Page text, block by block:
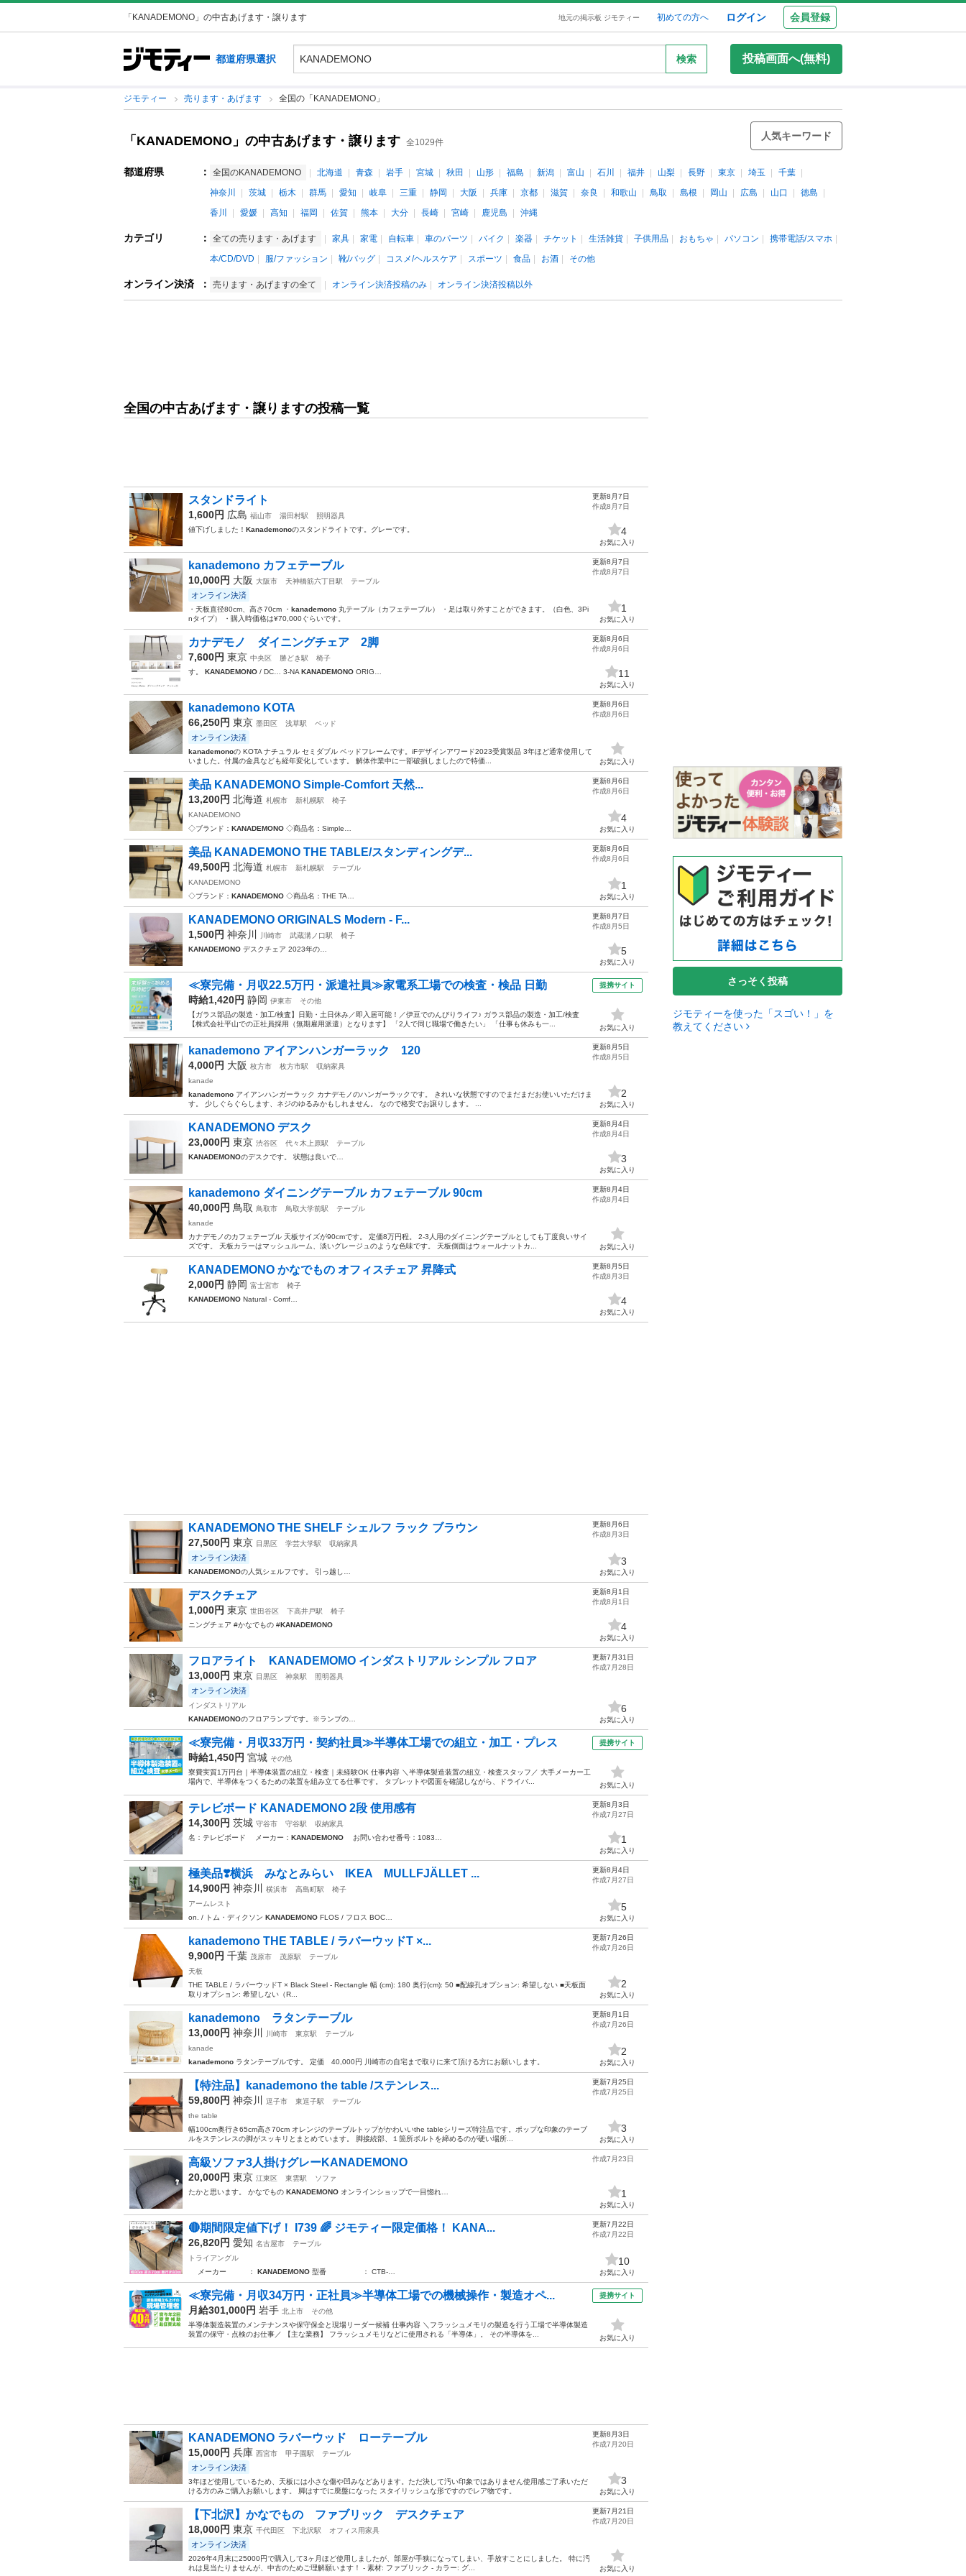
「KANADEMONO」の中古あげます・譲ります 地元の掲示板 ジモティー 初めての方へ ログイン 会員登録
都道府県選択 検索 投稿画面へ(無料)
ジモティー 売ります・あげます 全国の「KANADEMONO」
「KANADEMONO」の中古あげます・譲ります 全1029件
人気キーワード
都道府県 ： 全国のKANADEMONO 北海道 青森 岩手 宮城 秋田 山形 福島 新潟 富山 石川 福井 山梨 長野 東京 埼玉
千葉
神奈川
茨城 栃木 群馬 愛知 岐阜 三重 静岡 大阪 兵庫 京都 滋賀 奈良 和歌山 鳥取 島根 岡山 広島 山口
徳島
香川
愛媛 高知 福岡 佐賀 熊本 大分 長崎 宮崎 鹿児島 沖縄
カテゴリ ： 全ての売ります・あげます 家具 家電 自転車 車のパーツ バイク 楽器 チケット 生活雑貨 子供用品 おもちゃ パソコン
携帯電話/スマホ
本/CD/DVD
服/ファッション 靴/バッグ コスメ/ヘルスケア スポーツ 食品 お酒 その他
オンライン決済 ： 売ります・あげますの全て オンライン決済投稿のみ オンライン決済投稿以外
全国の中古あげます・譲りますの投稿一覧
スタンドライト
1,600円 広島 福山市 湯田村駅
照明器具
値下げしました！ Kanademonoのスタンドライトです。グレーです。
更新8月7日
作成8月7日
4
お気に入り
kanademono カフェテーブル
10,000円 大阪 大阪市 天神橋筋六丁目駅 テーブル
オンライン決済
・天板直径80cm、高さ70cm ・ kanademono 丸テーブル（カフェテーブル） ・足は取り外すことができます。（白色、3Pi
nタイプ） ・購入時価格は¥70,000ぐらいです。
更新8月7日
作成8月7日
1
お気に入り
カナデモノ ダイニングチェア 2脚
7,600円 東京 中央区 勝どき駅
椅子
す。 KANADEMONO / DC… 3-NA KANADEMONO ORIG…
更新8月6日
作成8月6日
11
お気に入り
kanademono KOTA
66,250円 東京 墨田区 浅草駅 ベッド
オンライン決済
kanademonoの KOTA ナチュラル セミダブル ベッドフレームです。iFデザインアワード2023受賞製品 3年ほど通常使用して
いました。付属の金具なども経年変化しています。 解体作業中に一部破損しましたので特価...
更新8月6日
作成8月6日
お気に入り
美品 KANADEMONO Simple-Comfort 天然...
13,200円 北海道 札幌市 新札幌駅
椅子
KANADEMONO
◇ブランド： KANADEMONO ◇商品名：Simple…
更新8月6日
作成8月6日
4
お気に入り
美品 KANADEMONO THE TABLE/スタンディングデ...
49,500円 北海道 札幌市 新札幌駅
テーブル
KANADEMONO
◇ブランド： KANADEMONO ◇商品名：THE TA…
更新8月6日
作成8月6日
1
お気に入り
KANADEMONO ORIGINALS Modern - F...
1,500円 神奈川 川崎市 武蔵溝ノ口駅
椅子
KANADEMONO デスクチェア 2023年の…
更新8月7日
作成8月5日
5
お気に入り
≪寮完備・月収22.5万円・派遣社員≫家電系工場での検査・検品 日勤
時給1,420円 静岡 伊東市
その他
【ガラス部品の製造・加工/検査】日勤・土日休み／即入居可能！／伊豆でのんびりライフ♪ ガラス部品の製造・加工/検査
【株式会社平山での正社員採用（無期雇用派遣）となります】 「2人で同じ職場で働きたい」 「仕事も休みも一...
提携サイト
お気に入り
kanademono アイアンハンガーラック 120
4,000円 大阪 枚方市 枚方市駅
収納家具
kanade
kanademono アイアンハンガーラック カナデモノのハンガーラックです。 きれいな状態ですのでまだまだお使いいただけま
す。 少しぐらぐらします、ネジのゆるみかもしれません。 なので格安でお譲りします。 ...
更新8月5日
作成8月5日
2
お気に入り
KANADEMONO デスク
23,000円 東京 渋谷区 代々木上原駅
テーブル
KANADEMONOのデスクです。 状態は良いで…
更新8月4日
作成8月4日
3
お気に入り
kanademono ダイニングテーブル カフェテーブル 90cm
40,000円 鳥取 鳥取市 鳥取大学前駅
テーブル
kanade
カナデモノのカフェテーブル 天板サイズが90cmです。 定価8万円程。 2-3人用のダイニングテーブルとしても丁度良いサイ
ズです。 天板カラーはマッシュルーム、淡いグレージュのような色味です。 天板側面はウォールナットカ...
更新8月4日
作成8月4日
お気に入り
KANADEMONO かなでもの オフィスチェア 昇降式
2,000円 静岡 富士宮市
椅子
KANADEMONO Natural - Comf…
更新8月5日
作成8月3日
4
お気に入り
KANADEMONO THE SHELF シェルフ ラック ブラウン
27,500円 東京 目黒区 学芸大学駅 収納家具
オンライン決済
KANADEMONOの人気シェルフです。 引っ越し…
更新8月6日
作成8月3日
3
お気に入り
デスクチェア
1,000円 東京 世田谷区 下高井戸駅
椅子
ニングチェア #かなでもの #KANADEMONO
更新8月1日
作成8月1日
4
お気に入り
フロアライト KANADEMOMO インダストリアル シンプル フロア
13,000円 東京 目黒区 神泉駅 照明器具
オンライン決済
インダストリアル
KANADEMONOのフロアランプです。※ランプの…
更新7月31日
作成7月28日
6
お気に入り
≪寮完備・月収33万円・契約社員≫半導体工場での組立・加工・プレス
時給1,450円 宮城 その他
寮費実質1万円台｜半導体装置の組立・検査｜未経験OK 仕事内容 ＼半導体製造装置の組立・検査スタッフ／ 大手メーカー工
場内で、半導体をつくるための装置を組み立てる仕事です。 タブレットや図面を確認しながら、ドライバ...
提携サイト
お気に入り
テレビボード KANADEMONO 2段 使用感有
14,300円 茨城 守谷市 守谷駅
収納家具
名：テレビボード メーカー： KANADEMONO お問い合わせ番号：1083…
更新8月3日
作成7月27日
1
お気に入り
極美品❣️横浜 みなとみらい IKEA MULLFJÄLLET ...
14,900円 神奈川 横浜市 高島町駅
椅子
アームレスト
on. / トム・ディクソン KANADEMONO FLOS / フロス BOC…
更新8月4日
作成7月27日
5
お気に入り
kanademono THE TABLE / ラバーウッドT ×...
9,900円 千葉 茂原市 茂原駅
テーブル
天板
THE TABLE / ラバーウッドT × Black Steel - Rectangle 幅 (cm): 180 奥行(cm): 50 ■配線孔オプション: 希望しない ■天板面
取りオプション: 希望しない（R...
更新7月26日
作成7月26日
2
お気に入り
kanademono ラタンテーブル
13,000円 神奈川 川崎市 東京駅
テーブル
kanade
kanademono ラタンテーブルです。 定価 40,000円 川崎市の自宅まで取りに来て頂ける方にお願いします。
更新8月1日
作成7月26日
2
お気に入り
【特注品】kanademono the table /ステンレス...
59,800円 神奈川 逗子市 東逗子駅
テーブル
the table
幅100cm奥行き65cm高さ70cm オレンジのテーブルトップがかわいいthe tableシリーズ特注品です。ポップな印象のテーブ
ルをステンレスの脚がスッキリとまとめています。 脚接続部、１箇所ボルトを締めるのが硬い場所...
更新7月25日
作成7月25日
3
お気に入り
高級ソファ3人掛けグレーKANADEMONO
20,000円 東京 江東区 東雲駅
ソファ
たかと思います。 かなでもの KANADEMONO オンラインショップで一目惚れ…
作成7月23日
1
お気に入り
🔴期間限定値下げ！ I739 🌈 ジモティー限定価格！ KANA...
26,820円 愛知 名古屋市
テーブル
トライアングル
メーカー ： KANADEMONO 型番 ： CTB-…
更新7月22日
作成7月22日
10
お気に入り
≪寮完備・月収34万円・正社員≫半導体工場での機械操作・製造オペ...
月給301,000円 岩手 北上市
その他
半導体製造装置のメンテナンスや保守保全と現場リーダー候補 仕事内容 ＼フラッシュメモリの製造を行う工場で半導体製造
装置の保守・点検のお仕事／ 【主な業務】 フラッシュメモリなどに使用される「半導体」。 その半導体を...
提携サイト
お気に入り
KANADEMONO ラバーウッド ローテーブル
15,000円 兵庫 西宮市 甲子園駅 テーブル
オンライン決済
3年ほど使用しているため、天板には小さな傷や凹みなどあります。ただ決して汚い印象ではありません使用感ご了承いただ
ける方のみご購入お願いします。 脚はすでに廃盤になった スタイリッシュな形ですのでレア物です。
更新8月3日
作成7月20日
3
お気に入り
【下北沢】かなでもの ファブリック デスクチェア
18,000円 東京 千代田区 下北沢駅 オフィス用家具
オンライン決済
2026年4月末に25000円で購入して3ヶ月ほど使用しましたが、部屋が手狭になってしまい、手放すことにしました。 特に汚
れは見当たりませんが、中古のためご理解願います！ - 素材: ファブリック - カラー: グ...
更新7月21日
作成7月20日
お気に入り
さっそく投稿
ジモティーを使った「スゴい！」を
教えてください